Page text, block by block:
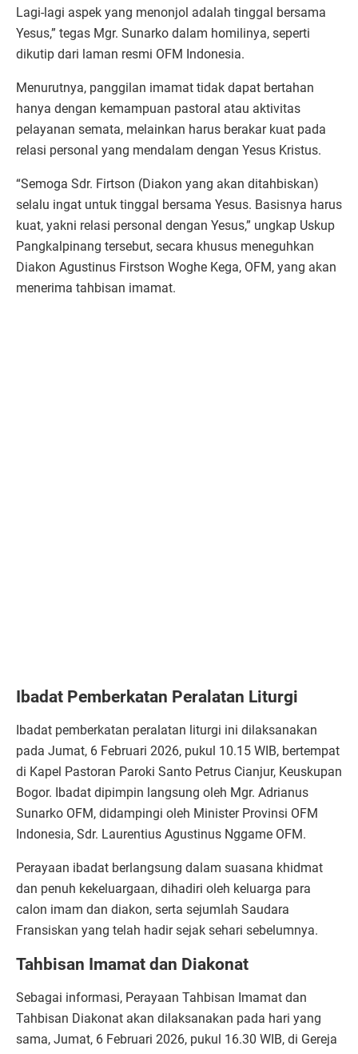
Lagi-lagi aspek yang menonjol adalah tinggal bersama
Yesus,” tegas Mgr. Sunarko dalam homilinya, seperti
dikutip dari laman resmi OFM Indonesia.
Menurutnya, panggilan imamat tidak dapat bertahan
hanya dengan kemampuan pastoral atau aktivitas
pelayanan semata, melainkan harus berakar kuat pada
relasi personal yang mendalam dengan Yesus Kristus.
“Semoga Sdr. Firtson (Diakon yang akan ditahbiskan)
selalu ingat untuk tinggal bersama Yesus. Basisnya harus
kuat, yakni relasi personal dengan Yesus,” ungkap Uskup
Pangkalpinang tersebut, secara khusus meneguhkan
Diakon Agustinus Firstson Woghe Kega, OFM, yang akan
menerima tahbisan imamat.
Ibadat Pemberkatan Peralatan Liturgi
Ibadat pemberkatan peralatan liturgi ini dilaksanakan
pada Jumat, 6 Februari 2026, pukul 10.15 WIB, bertempat
di Kapel Pastoran Paroki Santo Petrus Cianjur, Keuskupan
Bogor. Ibadat dipimpin langsung oleh Mgr. Adrianus
Sunarko OFM, didampingi oleh Minister Provinsi OFM
Indonesia, Sdr. Laurentius Agustinus Nggame OFM.
Perayaan ibadat berlangsung dalam suasana khidmat
dan penuh kekeluargaan, dihadiri oleh keluarga para
calon imam dan diakon, serta sejumlah Saudara
Fransiskan yang telah hadir sejak sehari sebelumnya.
Tahbisan Imamat dan Diakonat
Sebagai informasi, Perayaan Tahbisan Imamat dan
Tahbisan Diakonat akan dilaksanakan pada hari yang
sama, Jumat, 6 Februari 2026, pukul 16.30 WIB, di Gereja